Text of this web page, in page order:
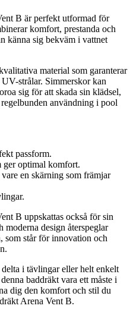
B är perfekt utformad för
komfort, prestanda och
känna sig bekväm i vattnet
material som garanterar
strålar. Simmerskor kan
sig för att skada sin klädsel,
användning i pool
passform.
ger optimal komfort.
en skärning som främjar
B uppskattas också för sin
moderna design återspeglar
som står för innovation och
i tävlingar eller helt enkelt
baddräkt vara ett måste i
dig den komfort och stil du
Arena Vent B.